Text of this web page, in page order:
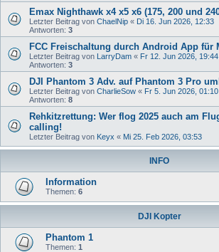
Emax Nighthawk x4 x5 x6 (175, 200 und
Letzter Beitrag von ChaelNip « Di 16. Jun 2026, 12:33
Antworten: 3
FCC Freischaltung durch Android App für
Letzter Beitrag von LarryDam « Fr 12. Jun 2026, 19:44
Antworten: 3
DJI Phantom 3 Adv. auf Phantom 3 Pro
Letzter Beitrag von CharlieSow « Fr 5. Jun 2026, 01:10
Antworten: 8
Rehkitzrettung: Wer flog 2025 auch am
calling!
Letzter Beitrag von Keyx « Mi 25. Feb 2026, 03:53
INFO
Information
Themen: 6
DJI Kopter
Phantom 1
Themen: 1